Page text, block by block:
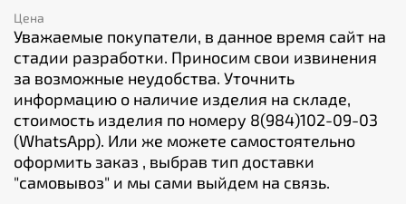
Цена
Уважаемые покупатели, в данное время сайт на
стадии разработки. Приносим свои извинения
за возможные неудобства. Уточнить
информацию о наличие изделия на складе,
стоимость изделия по номеру 8(984)102-09-03
(WhatsApp). Или же можете самостоятельно
оформить заказ , выбрав тип доставки
"cамовывоз" и мы сами выйдем на связь.